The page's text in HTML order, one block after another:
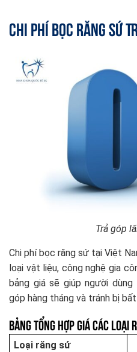
Chi Phí Bọc Răng Sứ
Trả góp
Chi phí bọc răng sứ tại Việt
loại vật liệu, công nghệ gia
bảng giá sẽ giúp người
góp hàng tháng và tránh bị
Bảng Tổng Hợp Giá Các Loại
Loại răng sứ